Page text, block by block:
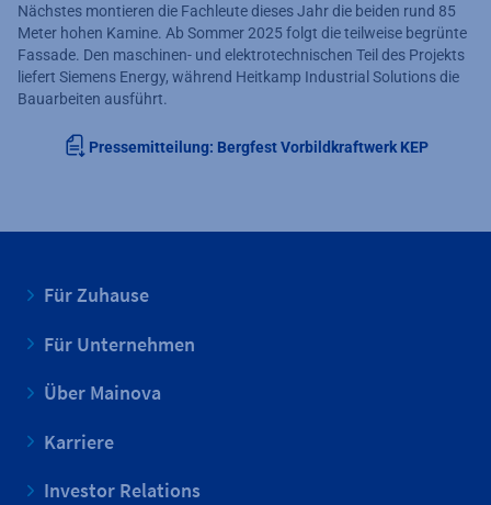
Nächstes montieren die Fachleute dieses Jahr die beiden rund 85
Meter hohen Kamine. Ab Sommer 2025 folgt die teilweise begrünte
Fassade. Den maschinen- und elektrotechnischen Teil des Projekts
liefert Siemens Energy, während Heitkamp Industrial Solutions die
Bauarbeiten ausführt.
Pressemitteilung: Bergfest Vorbildkraftwerk KEP
Für Zuhause
Für Unternehmen
Über Mainova
Karriere
Investor Relations